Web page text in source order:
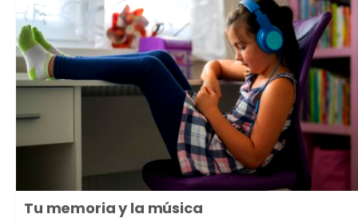
Tu memoria y la música